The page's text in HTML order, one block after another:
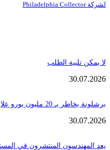
لشركة Philadelphia Collector
لا يمكن تلبية الطلب
30.07.2026
برشلونة يخاطر بـ 20 مليون يورو علاوة على صفقة خافي جويرا
30.07.2026
يعد المهندسون المنتشرون في